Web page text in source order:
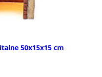
50x15x15 cm